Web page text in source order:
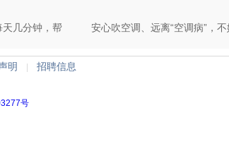
天几分钟，帮
动是良医
安心吹空调、远离“空调病”，不
养成这些小习惯 | 健康习惯研究
明 招聘信息
号